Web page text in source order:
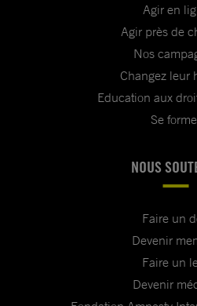
Agir en
Agir près de
Nos
Changez leur
Education aux
Se
NOUS
Faire un
Devenir
Faire un
Devenir